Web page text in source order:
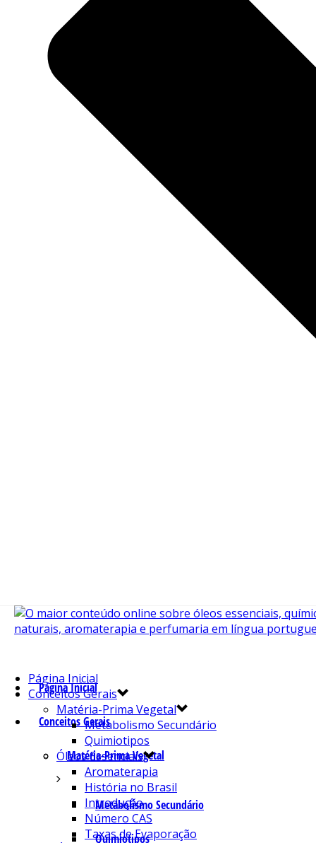
Página Inicial
Conceitos Gerais
Matéria-Prima Vegetal
Metabolismo Secundário
Quimiotipos
Página Inicial
Conceitos Gerais
Matéria-Prima Vegetal
Metabolismo Secundário
Quimiotipos
Óleos Essenciais
Aromaterapia
História no Brasil
Introdução
Número CAS
Taxas de Evaporação